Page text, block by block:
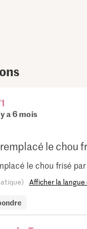
a 6 mois
le chou
le chou frisé
Afficher la langue